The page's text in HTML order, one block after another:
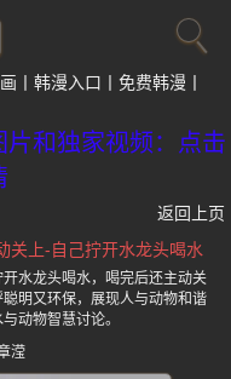
韩漫入口
免费韩漫
和独家视频：点击
返回上页
关上-自己拧开水龙头喝水
水龙头喝水，喝完后还主动关
明又环保，展现人与动物和谐
动物智慧讨论。
滢